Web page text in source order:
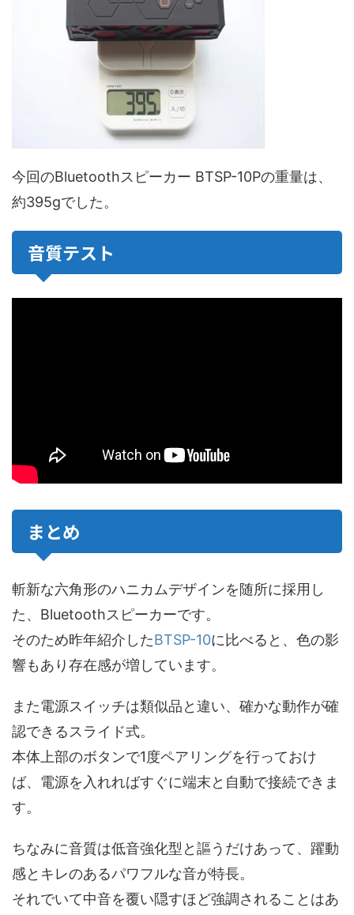
今回のBluetoothスピーカー BTSP-10Pの重量は、
約395gでした。
音質テスト
まとめ
斬新な六角形のハニカムデザインを随所に採用し
た、Bluetoothスピーカーです。
そのため昨年紹介したBTSP-10に比べると、色の影
響もあり存在感が増しています。
また電源スイッチは類似品と違い、確かな動作が確
認できるスライド式。
本体上部のボタンで1度ペアリングを行っておけ
ば、電源を入れればすぐに端末と自動で接続できま
す。
ちなみに音質は低音強化型と謳うだけあって、躍動
感とキレのあるパワフルな音が特長。
それでいて中音を覆い隠すほど強調されることはあ